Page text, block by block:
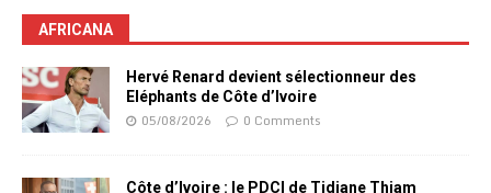
AFRICANA
Hervé Renard devient sélectionneur des
Eléphants de Côte d’Ivoire
05/08/2026 0 Comments
Côte d’Ivoire : le PDCI de Tidjane Thiam